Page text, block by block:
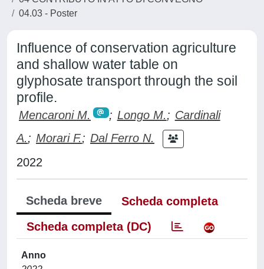
04.03 - Poster
Influence of conservation agriculture
and shallow water table on
glyphosate transport through the soil
profile.
Mencaroni M. ; Longo M.; Cardinali
A.; Morari F.; Dal Ferro N.
2022
Scheda breve
Scheda completa
Scheda completa (DC)
Anno